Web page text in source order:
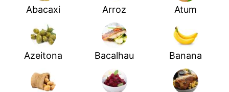
Abacaxi Arroz Atum
Azeitona Bacalhau Banana